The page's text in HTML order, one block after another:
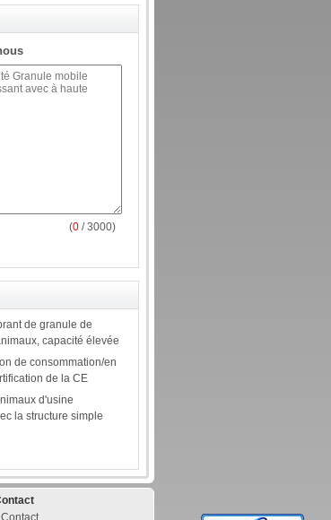
(0 / 3000)
de granule de
capacité élevée
de consommation/en
de la CE
d'usine
la structure simple
Contact